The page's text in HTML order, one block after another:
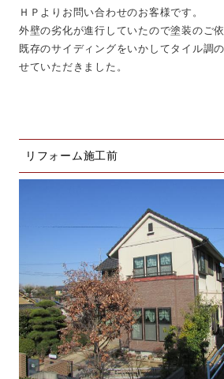
ＨＰよりお問い合わせのお客様です。
外壁の劣化が進行していたので塗装のご
既存のサイディングをいかしてタイル調
せていただきました。
リフォーム施工前